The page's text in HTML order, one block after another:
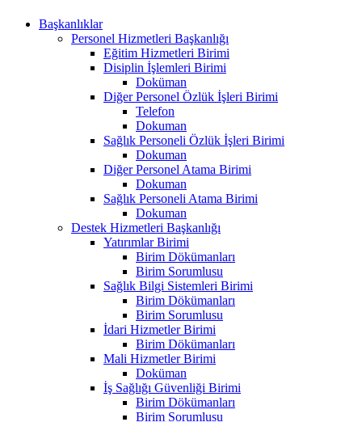
Başkanlıklar
Personel Hizmetleri Başkanlığı
Eğitim Hizmetleri Birimi
Disiplin İşlemleri Birimi
Doküman
Diğer Personel Özlük İşleri Birimi
Telefon
Dokuman
Sağlık Personeli Özlük İşleri Birimi
Dokuman
Diğer Personel Atama Birimi
Dokuman
Sağlık Personeli Atama Birimi
Dokuman
Destek Hizmetleri Başkanlığı
Yatırımlar Birimi
Birim Dökümanları
Birim Sorumlusu
Sağlık Bilgi Sistemleri Birimi
Birim Dökümanları
Birim Sorumlusu
İdari Hizmetler Birimi
Birim Dökümanları
Mali Hizmetler Birimi
Doküman
İş Sağlığı Güvenliği Birimi
Birim Dökümanları
Birim Sorumlusu